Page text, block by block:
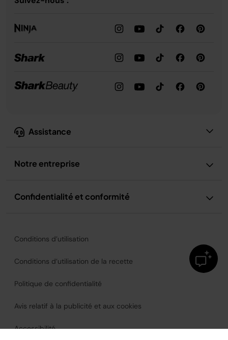
Assistance
Notre entreprise
Confidentialité et conformité
Conditions d’utilisation
Conditions d’utilisation de la recette
Politique de confidentialité
Avis relatif à la publicité et aux cookies
Accessibilité